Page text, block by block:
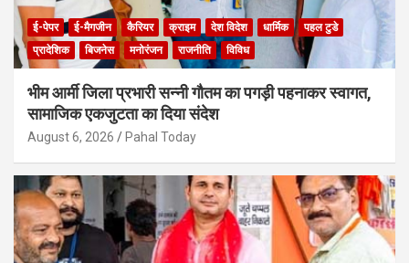
ई-पेपर ई-मैगजीन कैरियर क्राइम देश विदेश धार्मिक
पहल टुडे
प्रादेशिक
बिजनेस मनोरंजन राजनीति विविध
भीम आर्मी जिला प्रभारी सन्नी गौतम का पगड़ी पहनाकर स्वागत,
सामाजिक एकजुटता का दिया संदेश
August 6, 2026 Pahal Today